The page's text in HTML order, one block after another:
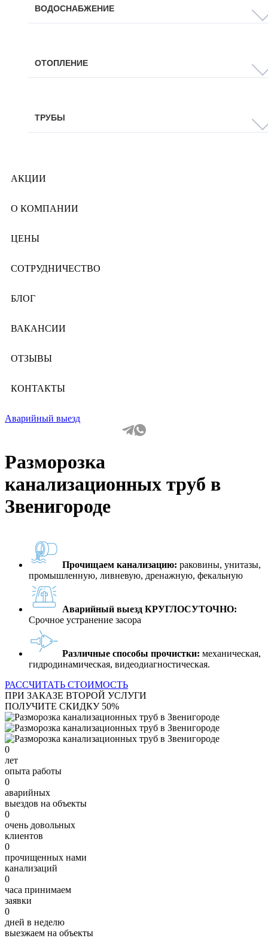
ВОДОСНАБЖЕНИЕ
ОТОПЛЕНИЕ
ТРУБЫ
АКЦИИ
О КОМПАНИИ
ЦЕНЫ
СОТРУДНИЧЕСТВО
БЛОГ
ВАКАНСИИ
ОТЗЫВЫ
КОНТАКТЫ
Аварийный выезд
Разморозка
канализационных труб в
Звенигороде
Прочищаем канализацию: раковины, унитазы,
промышленную, ливневую, дренажную, фекальную
Аварийный выезд КРУГЛОСУТОЧНО:
Срочное устранение засора
Различные способы прочистки: механическая,
гидродинамическая, видеодиагностическая.
РАССЧИТАТЬ СТОИМОСТЬ
ПРИ ЗАКАЗЕ ВТОРОЙ УСЛУГИ
ПОЛУЧИТЕ СКИДКУ 50%
0
лет
опыта работы
0
аварийных
выездов на объекты
0
очень довольных
клиентов
0
прочищенных нами
канализаций
0
часа принимаем
заявки
0
дней в неделю
выезжаем на объекты